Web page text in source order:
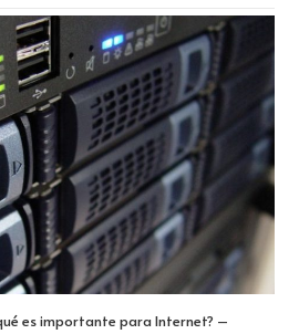
es importante para Internet? –